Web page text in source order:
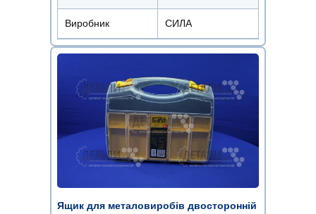
Виробник СИЛА
Ящик для металовиробів двосторонній